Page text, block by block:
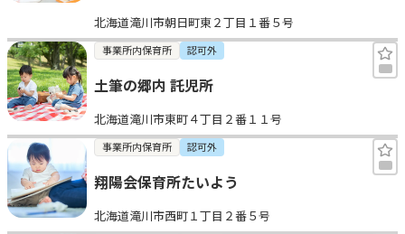
北海道滝川市朝日町東２丁目１番５号
事業所内保育所 認可外
土筆の郷内 託児所
北海道滝川市東町４丁目２番１１号
事業所内保育所 認可外
翔陽会保育所たいよう
北海道滝川市西町１丁目２番５号